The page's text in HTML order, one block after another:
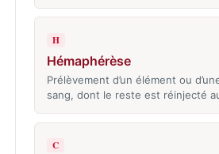
H
Hémaphérèse
Prélèvement d’un élément ou
sang, dont le reste est réinjecté
C